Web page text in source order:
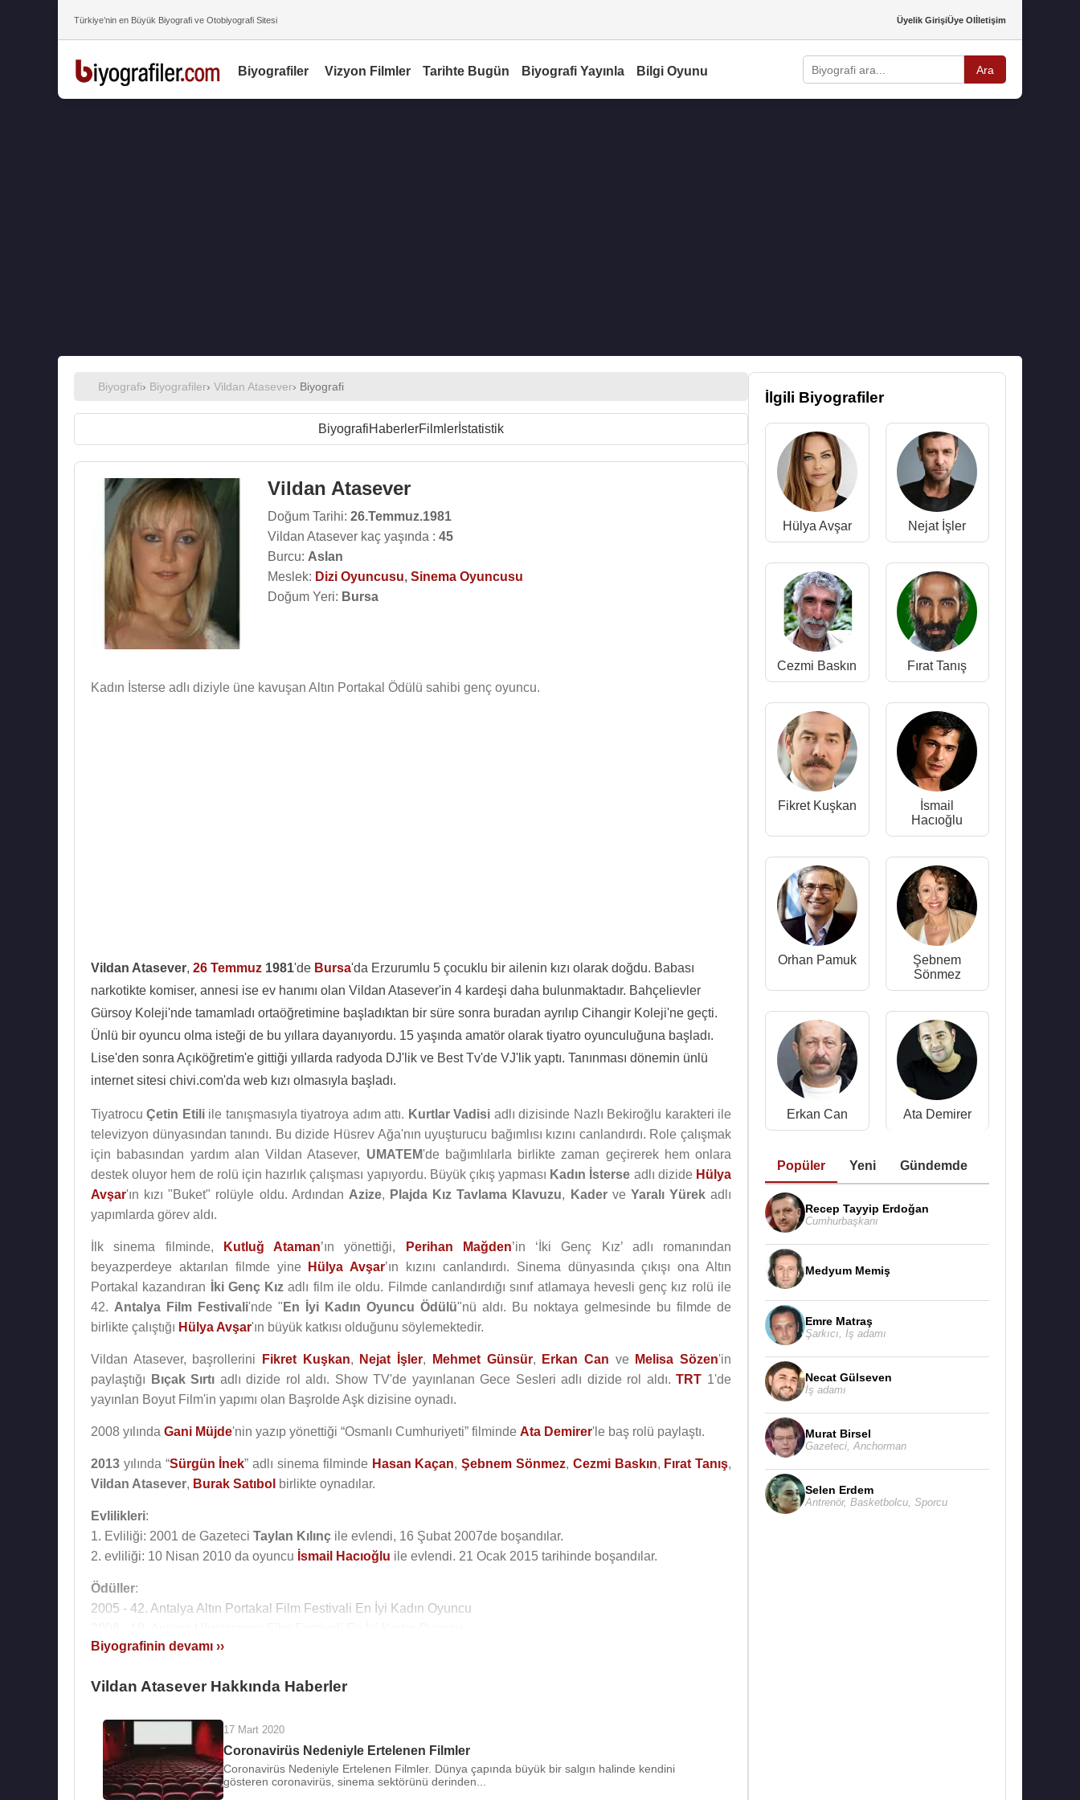
Türkiye’nin en Büyük Biyografi ve Otobiyografi Sitesi Üyelik GirişiÜye Olİletişim
Biyografiler Vizyon Filmler Tarihte Bugün Biyografi Yayınla Bilgi Oyunu Ara
Biyografi› Biyografiler› Vildan Atasever› Biyografi
BiyografiHaberlerFilmler İstatistik
Vildan Atasever
Doğum Tarihi: 26.Temmuz.1981
Vildan Atasever kaç yaşında : 45
Burcu: Aslan
Meslek: Dizi Oyuncusu, Sinema Oyuncusu
Doğum Yeri: Bursa
Kadın İsterse adlı diziyle üne kavuşan Altın Portakal Ödülü sahibi genç oyuncu.
Vildan Atasever, 26 Temmuz 1981'de Bursa'da Erzurumlu 5 çocuklu bir ailenin kızı olarak doğdu. Babası
narkotikte komiser, annesi ise ev hanımı olan Vildan Atasever'in 4 kardeşi daha bulunmaktadır. Bahçelievler
Gürsoy Koleji'nde tamamladı ortaöğretimine başladıktan bir süre sonra buradan ayrılıp Cihangir Koleji'ne geçti.
Ünlü bir oyuncu olma isteği de bu yıllara dayanıyordu. 15 yaşında amatör olarak tiyatro oyunculuğuna başladı.
Lise'den sonra Açıköğretim'e gittiği yıllarda radyoda DJ'lik ve Best Tv'de VJ'lik yaptı. Tanınması dönemin ünlü
internet sitesi chivi.com'da web kızı olmasıyla başladı.
TiyatrocuÇetin Etiliile tanışmasıyla tiyatroya adım attı. Kurtlar Vadisi adlı dizisinde Nazlı Bekiroğlu karakteri ile
televizyon dünyasından tanındı. Bu dizide Hüsrev Ağa'nın uyuşturucu bağımlısı kızını canlandırdı. Role çalışmak
için babasından yardım alan Vildan Atasever, UMATEM'de bağımlılarla birlikte zaman geçirerek hem onlara
destek oluyor hem de rolü için hazırlık çalışması yapıyordu. Büyük çıkış yapması Kadın İsterse adlı dizide Hülya
Avşar'ın kızı "Buket" rolüyle oldu. Ardından Azize, Plajda Kız Tavlama Klavuzu, Kaderve Yaralı Yürekadlı
yapımlarda görev aldı.
İlk sinema filminde, Kutluğ Ataman’ın yönettiği, Perihan Mağden’in ‘İki Genç Kız’ adlı romanından
beyazperdeye aktarılan filmde yine
Hülya Avşar’ın kızını canlandırdı. Sinema dünyasında çıkışı ona Altın
Portakal kazandıran
İki Genç Kız adlı film ile oldu. Filmde canlandırdığı sınıf atlamaya hevesli genç kız rolü ile
42. Antalya Film Festivali'nde " En İyi Kadın Oyuncu Ödülü"nü aldı. Bu noktaya gelmesinde bu filmde de
birlikte çalıştığı Hülya Avşar'ın büyük katkısı olduğunu söylemektedir.
Vildan Atasever, başrollerini Fikret Kuşkan, Nejat İşler, Mehmet Günsür, Erkan Can ve Melisa Sözen'in
paylaştığı
Bıçak Sırtı adlı dizide rol aldı. Show TV'de yayınlanan Gece Sesleri adlı dizide rol aldı.TRT 1'de
yayınlan Boyut Film'in yapımı olan Başrolde Aşk dizisine oynadı.
2008 yılında Gani Müjde'nin yazıp yönettiği “Osmanlı Cumhuriyeti” filminde Ata Demirer'le baş rolü paylaştı.
2013 yılında “Sürgün İnek” adlı sinema filminde Hasan Kaçan,Şebnem Sönmez, Cezmi Baskın, Fırat Tanış,
Vildan Atasever, Burak Satıbol birlikte oynadılar.
Evlilikleri:
1. Evliliği: 2001 de Gazeteci Taylan Kılınç ile evlendi, 16 Şubat 2007de boşandılar.
2. evliliği: 10 Nisan 2010 da oyuncu İsmail Hacıoğlu ile evlendi. 21 Ocak 2015 tarihinde boşandılar.
Ödüller:
2005 - 42. Antalya Altın Portakal Film Festivali En İyi Kadın Oyuncu
Filmleri ve Dizileri ::
2019 - Tek Yürek (İlknur Zengin) (TV Dizisi)
2019 - Malazgirt 1071: Bizans’ın Kıyameti (Sinema Filmi)
2019 - Bir Dilek Tut (Sinema Filmi)
2017 - Klavye Delikanlıları (Seyran) (TV Dizisi)
Biyografinin devamı ››
Vildan Atasever Hakkında Haberler
17 Mart 2020
Coronavirüs Nedeniyle Ertelenen Filmler
Coronavirüs Nedeniyle Ertelenen Filmler. Dünya çapında büyük bir salgın halinde kendini
gösteren coronavirüs, sinema sektörünü derinden...
İlgili Biyografiler
Hülya Avşar Nejat İşler
Cezmi Baskın Fırat Tanış
Fikret Kuşkan
İsmail
Hacıoğlu
Orhan Pamuk
Şebnem
Sönmez
Erkan Can Ata Demirer
Popüler Yeni Gündemde
Recep Tayyip Erdoğan
Cumhurbaşkanı
Medyum Memiş
Emre Matraş
Şarkıcı İş adamı
Necat Gülseven
İş adamı
Murat Birsel
Gazeteci Anchorman
Selen Erdem
Antrenör, Basketbolcu Sporcu